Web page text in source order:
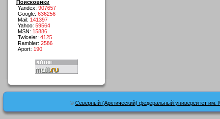
Поисковики
Yandex: 907657
Google: 636256
Mail: 141397
Yahoo: 59564
MSN: 15886
Twiceler: 4125
Rambler: 2586
Aport: 190
© Северный (Арктический) федеральный университет